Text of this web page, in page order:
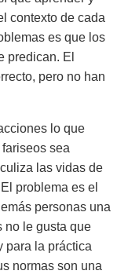
contexto de cada
es que los
predican. El
pero no han
lo que
sea
las vidas de
problema es el
personas una
no le gusta que
para la práctica
normas son una